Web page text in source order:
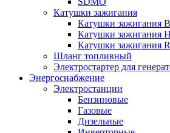
Катушки зажигания
Катушки зажигания
Катушки зажигания
Катушки зажигания
Шланг топливный
Электростартер для
Энергоснабжение
Электростанции
Бензиновые
Газовые
Дизельные